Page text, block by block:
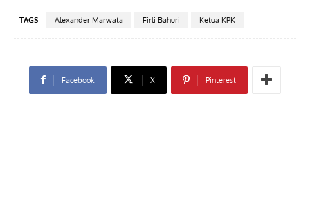
TAGS Alexander Marwata Firli Bahuri Ketua KPK
Facebook X Pinterest